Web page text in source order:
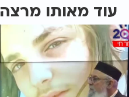
עוד מאותו מרצה